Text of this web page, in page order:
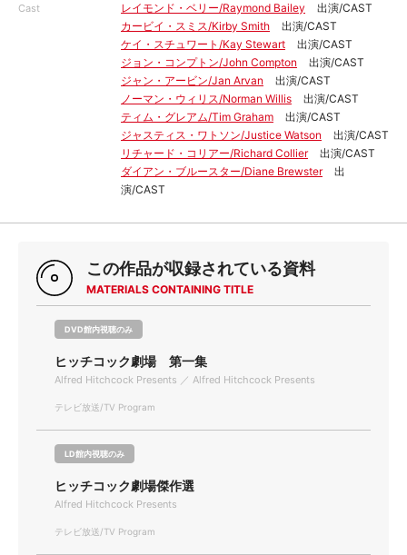
Cast
レイモンド・ベリー/Raymond Bailey
出演/CAST
カービイ・スミス/Kirby Smith
出演/CAST
ケイ・スチュワート/Kay Stewart
出演/CAST
ジョン・コンプトン/John Compton
出演/CAST
ジャン・アービン/Jan Arvan
出演/CAST
ノーマン・ウィリス/Norman Willis
出演/CAST
ティム・グレアム/Tim Graham
出演/CAST
ジャスティス・ワトソン/Justice Watson
出演/CAST
リチャード・コリアー/Richard Collier
出演/CAST
ダイアン・ブルースター/Diane Brewster
出
演/CAST
この作品が収録されている資料
MATERIALS CONTAINING TITLE
DVD館内視聴のみ
ヒッチコック劇場 第一集
Alfred Hitchcock Presents ／ Alfred Hitchcock Presents
テレビ放送/TV Program
LD館内視聴のみ
ヒッチコック劇場傑作選
Alfred Hitchcock Presents
テレビ放送/TV Program